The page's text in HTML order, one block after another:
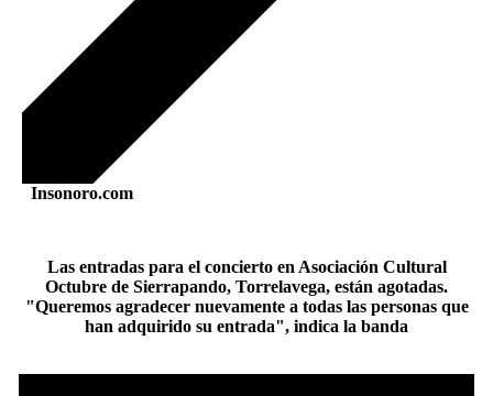
Insonoro.com
Las entradas para el concierto en Asociación Cultural
Octubre de Sierrapando, Torrelavega, están agotadas.
"Queremos agradecer nuevamente a todas las personas que
han adquirido su entrada", indica la banda